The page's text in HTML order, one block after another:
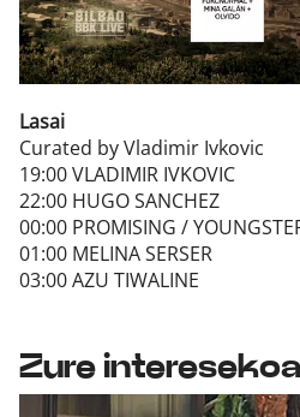
Lasai
Curated by Vladimir Ivkovic
19:00 VLADIMIR IVKOVIC
22:00 HUGO SANCHEZ
00:00 PROMISING /
01:00 MELINA SERSER
03:00 AZU TIWALINE
Zure